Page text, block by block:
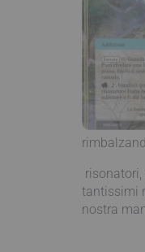
tantissimi
nostra